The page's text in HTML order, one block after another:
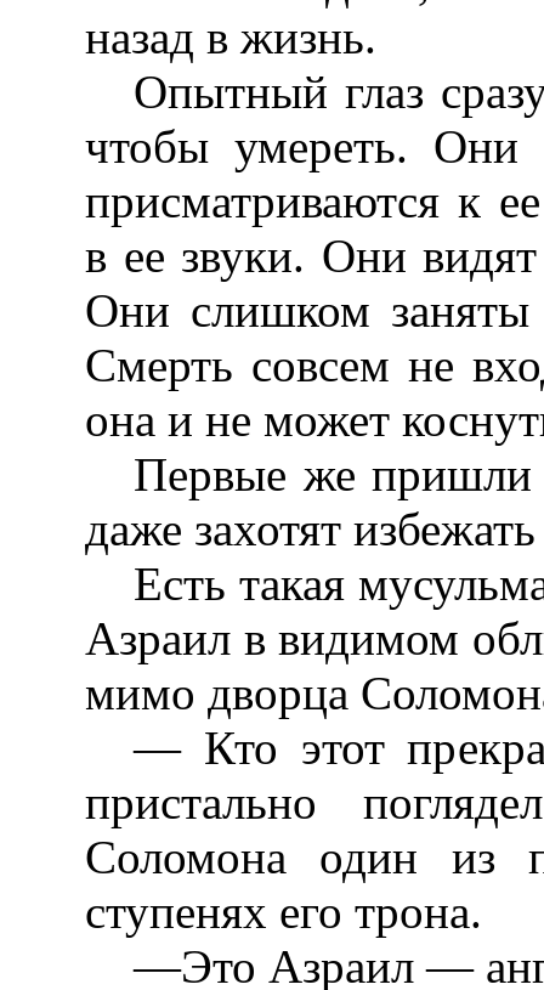
назад в жизнь.
Опытный глаз
чтобы умереть. Они
присматриваются к
в ее звуки. Они
Они слишком
Смерть совсем не
она и не может
Первые же пришли
даже захотят
Есть такая
Азраил в видимом
мимо дворца
— Кто этот
пристально
Соломона один из
ступенях его трона.
—Это Азраил —